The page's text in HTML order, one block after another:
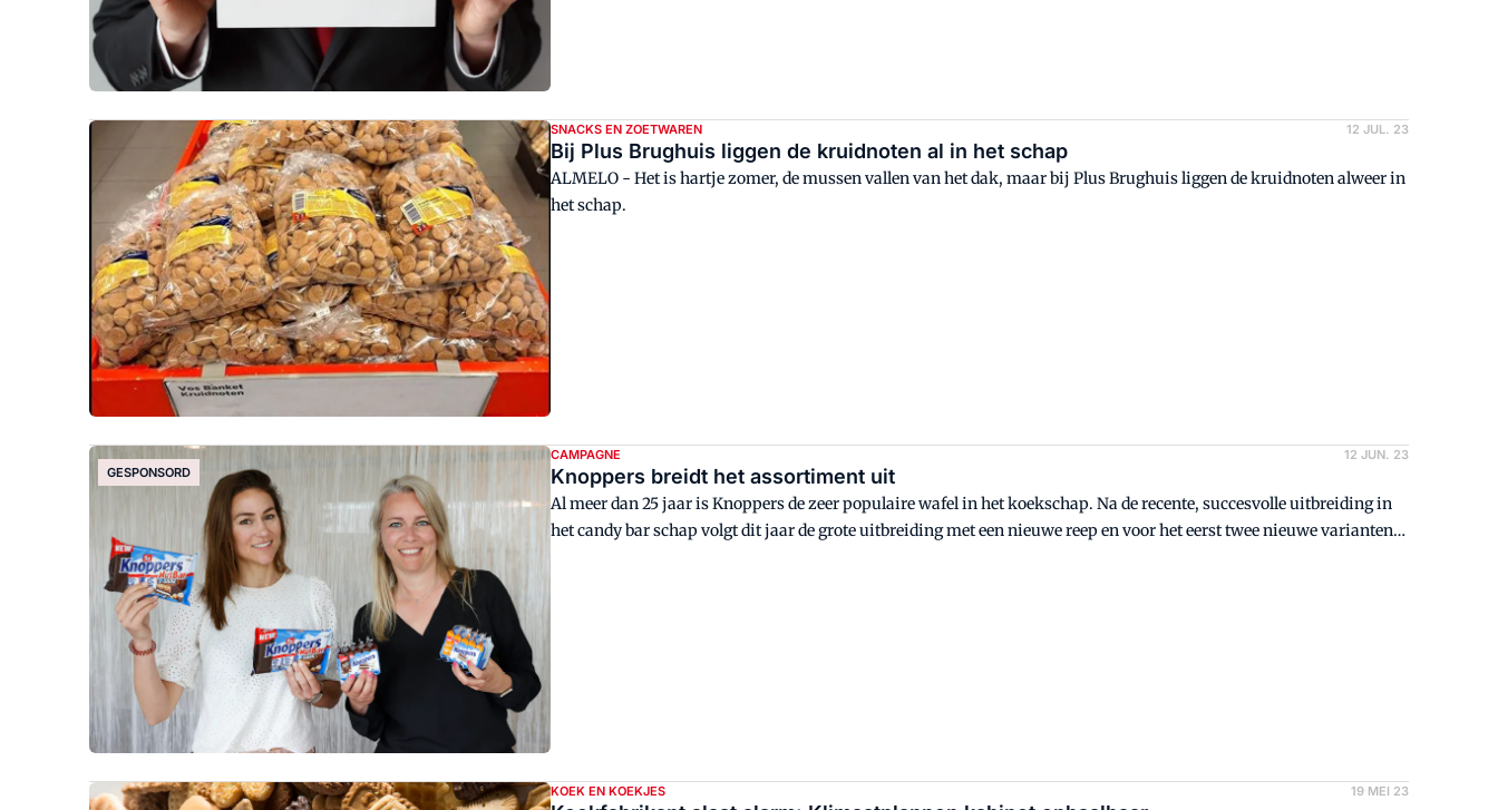
SNACKS EN ZOETWAREN 12 JUL. 23
Bij Plus Brughuis liggen de kruidnoten al in het schap
ALMELO - Het is hartje zomer, de mussen vallen van het dak, maar bij Plus Brughuis liggen de kruidnoten alweer in
het schap.
GESPONSORD
CAMPAGNE 12 JUN. 23
Knoppers breidt het assortiment uit
Al meer dan 25 jaar is Knoppers de zeer populaire wafel in het koekschap. Na de recente, succesvolle uitbreiding in
het candy bar schap volgt dit jaar de grote uitbreiding met een nieuwe reep en voor het eerst twee nieuwe varianten
KOEK EN KOEKJES 19 MEI 23